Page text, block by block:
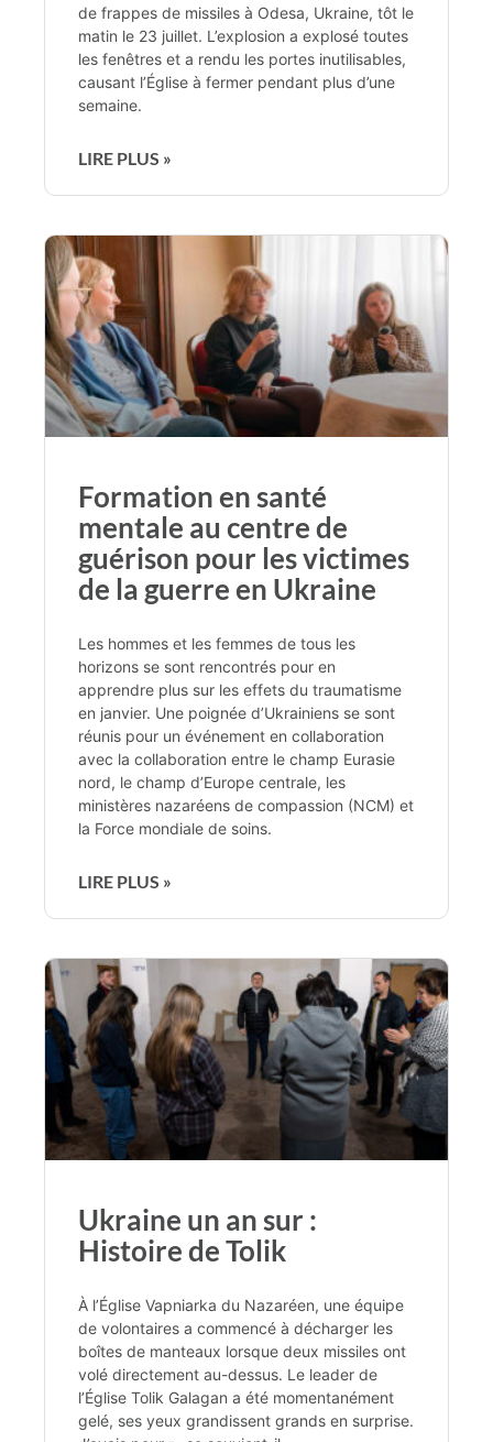
de frappes de missiles à Odesa, Ukraine, tôt le
matin le 23 juillet. L’explosion a explosé toutes
les fenêtres et a rendu les portes inutilisables,
causant l’Église à fermer pendant plus d’une
semaine.
LIRE PLUS »
Formation en santé
mentale au centre de
guérison pour les victimes
de la guerre en Ukraine
Les hommes et les femmes de tous les
horizons se sont rencontrés pour en
apprendre plus sur les effets du traumatisme
en janvier. Une poignée d’Ukrainiens se sont
réunis pour un événement en collaboration
avec la collaboration entre le champ Eurasie
nord, le champ d’Europe centrale, les
ministères nazaréens de compassion (NCM) et
la Force mondiale de soins.
LIRE PLUS »
Ukraine un an sur :
Histoire de Tolik
À l’Église Vapniarka du Nazaréen, une équipe
de volontaires a commencé à décharger les
boîtes de manteaux lorsque deux missiles ont
volé directement au-dessus. Le leader de
l’Église Tolik Galagan a été momentanément
gelé, ses yeux grandissent grands en surprise.